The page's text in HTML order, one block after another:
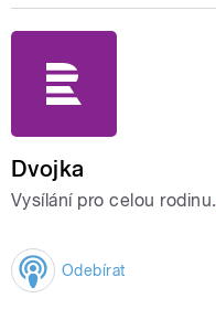
Dvojka
Vysílání pro celou rodinu.
Odebírat